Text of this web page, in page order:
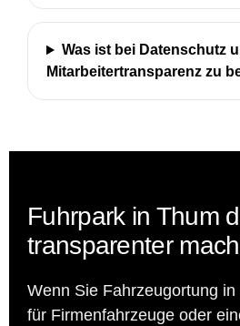
Was ist bei Datenschutz
Mitarbeitertransparenz zu
Fuhrpark in Thum
transparenter
Wenn Sie Fahrzeugortung
für Firmenfahrzeuge oder